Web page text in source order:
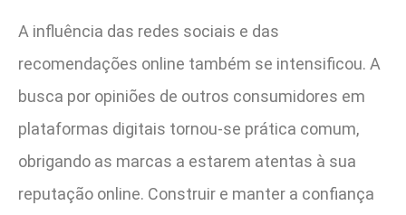
A influência das redes sociais e das
recomendações online também se intensificou. A
busca por opiniões de outros consumidores em
plataformas digitais tornou-se prática comum,
obrigando as marcas a estarem atentas à sua
reputação online. Construir e manter a confiança